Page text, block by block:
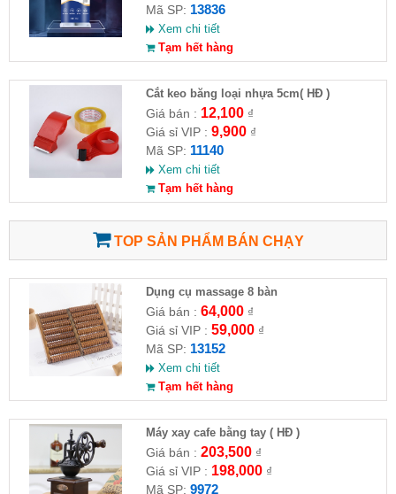
Mã SP: 13836
Xem chi tiết
Tạm hết hàng
Cắt keo băng loại nhựa 5cm( HĐ )
Giá bán : 12,100₫
Giá sỉ VIP : 9,900₫
Mã SP: 11140
Xem chi tiết
Tạm hết hàng
TOP SẢN PHẨM BÁN CHẠY
Dụng cụ massage 8 bàn
Giá bán : 64,000₫
Giá sỉ VIP : 59,000₫
Mã SP: 13152
Xem chi tiết
Tạm hết hàng
Máy xay cafe bằng tay ( HĐ )
Giá bán : 203,500₫
Giá sỉ VIP : 198,000₫
Mã SP: 9972